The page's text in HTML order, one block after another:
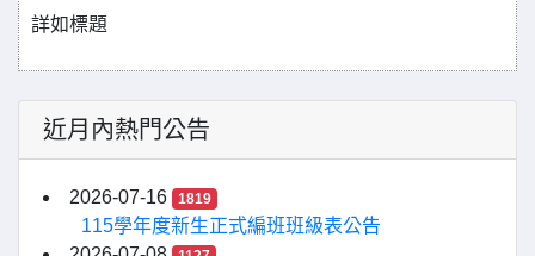
詳如標題
近月內熱門公告
2026-07-16 1819
115學年度新生正式編班班級表公告